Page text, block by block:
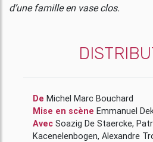
d’une famille en vase clos.
De
Michel Marc Bouchard
Mise en scène
Avec
Soazig De Staercke,
Kacenelenbogen,